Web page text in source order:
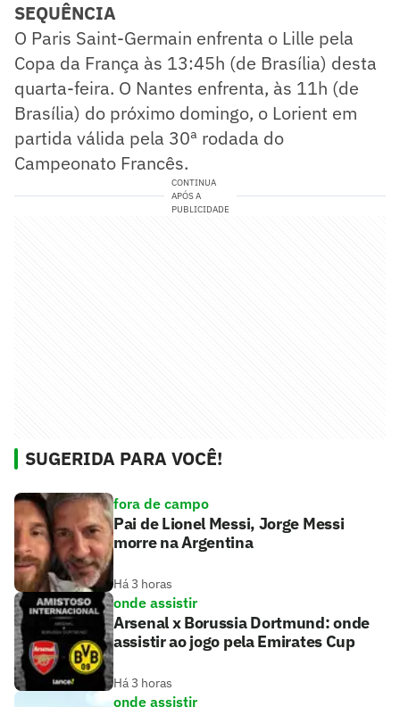
SEQUÊNCIA
O Paris Saint-Germain enfrenta o Lille pela
Copa da França às 13:45h (de Brasília) desta
quarta-feira. O Nantes enfrenta, às 11h (de
Brasília) do próximo domingo, o Lorient em
partida válida pela 30ª rodada do
Campeonato Francês.
CONTINUA
APÓS A
PUBLICIDADE
SUGERIDA PARA VOCÊ!
fora de campo
Pai de Lionel Messi, Jorge Messi
morre na Argentina
Há 3 horas
onde assistir
Arsenal x Borussia Dortmund: onde
assistir ao jogo pela Emirates Cup
Há 3 horas
onde assistir